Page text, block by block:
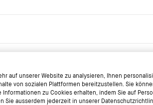
auf unserer Website zu analysieren, Ihnen
von sozialen Plattformen bereitzustellen. Sie
zu Cookies erhalten, indem Sie auf
Sie ausserdem jederzeit in unserer